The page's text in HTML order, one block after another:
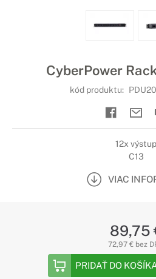
CyberPower
kód produktu:
12x výstup
C13
VIAC
89,75
72,97 € bez
PRIDAŤ DO